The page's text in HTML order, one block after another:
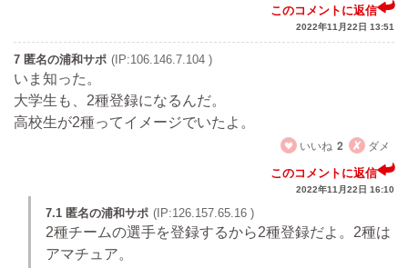
このコメントに返信
2022年11月22日 13:51
7 匿名の浦和サポ (IP:106.146.7.104 )
いま知った。
大学生も、2種登録になるんだ。
高校生が2種ってイメージでいたよ。
いいね 2 ダメ
このコメントに返信
2022年11月22日 16:10
7.1 匿名の浦和サポ (IP:126.157.65.16 )
2種チームの選手を登録するから2種登録だよ。2種は
アマチュア。